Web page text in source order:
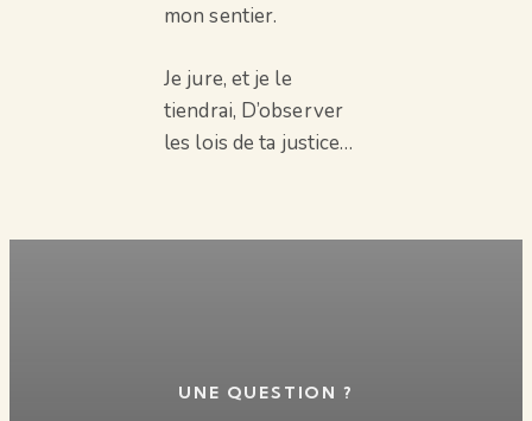
mon sentier.
Je jure, et je le
tiendrai, D’observer
les lois de ta justice…
UNE QUESTION ?